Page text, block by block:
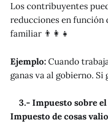
Los contribuyentes
reducciones en función
familiar 👨‍👩‍👧
Ejemplo:Cuando
ganas va al gobierno. Si
3.- Impuesto sobre el
Impuesto de cosas